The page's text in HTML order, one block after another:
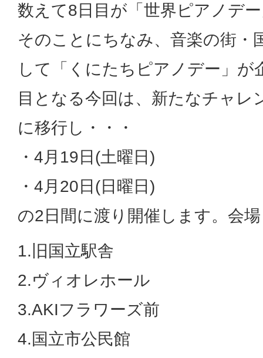
数えて8日目が「世界ピアノデ
そのことにちなみ、音楽の街・
して「くにたちピアノデー」が
目となる今回は、新たなチャレ
に移行し・・・
・4月19日(土曜日)
・4月20日(日曜日)
の2日間に渡り開催します。会
1.旧国立駅舎
2.ヴィオレホール
3.AKIフラワーズ前
4.国立市公民館